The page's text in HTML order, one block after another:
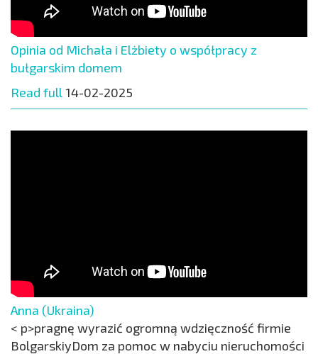
Opinia od Michała i Elżbiety o współpracy z
bułgarskim domem
Read full 14-02-2025
Anna (Ukraina)
< p>pragnę wyrazić ogromną wdzięczność firmie
BolgarskiyDom za pomoc w nabyciu nieruchomości